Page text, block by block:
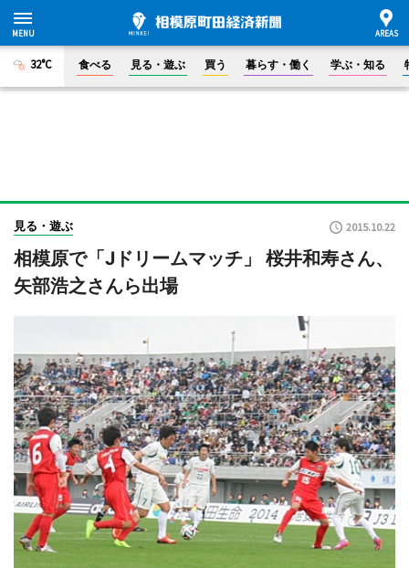
32°C 食べる 見る・遊ぶ 買う 暮らす・働く 学ぶ・知る
見る・遊ぶ 2015.10.22
相模原で「Jドリームマッチ」 桜井和寿さん、
矢部浩之さんら出場